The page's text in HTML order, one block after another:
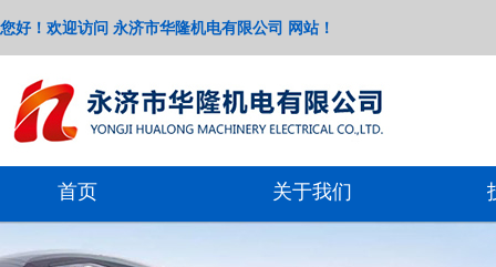
您好！欢迎访问 永济市华隆机电有限公司 网站！
首页 关于我们